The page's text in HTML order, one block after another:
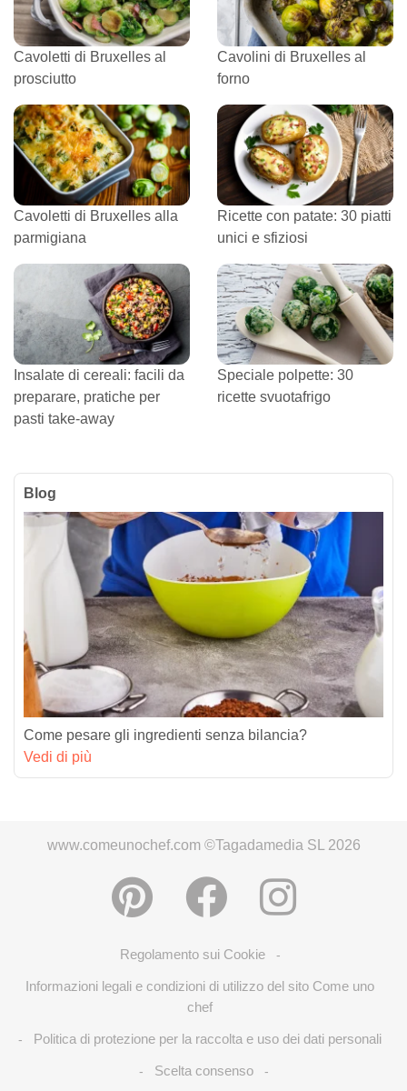
Cavoletti di Bruxelles al
prosciutto
Cavolini di Bruxelles al
forno
Cavoletti di Bruxelles alla
parmigiana
Ricette con patate: 30 piatti
unici e sfiziosi
Insalate di cereali: facili da
preparare, pratiche per
pasti take-away
Speciale polpette: 30
ricette svuotafrigo
Blog
Come pesare gli ingredienti senza bilancia?
Vedi di più
www.comeunochef.com ©Tagadamedia SL 2026
Regolamento sui Cookie -
Informazioni legali e condizioni di utilizzo del sito Come uno
chef
- Politica di protezione per la raccolta e uso dei dati personali
- Scelta consenso -